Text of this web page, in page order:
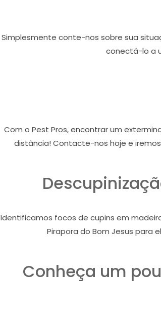
Simplesmente conte-nos sobre sua
conectá-lo a
Com o Pest Pros, encontrar um
distância! Contacte-nos hoje e
Identificamos focos de cupins em
Pirapora do Bom Jesus para
Conheça um